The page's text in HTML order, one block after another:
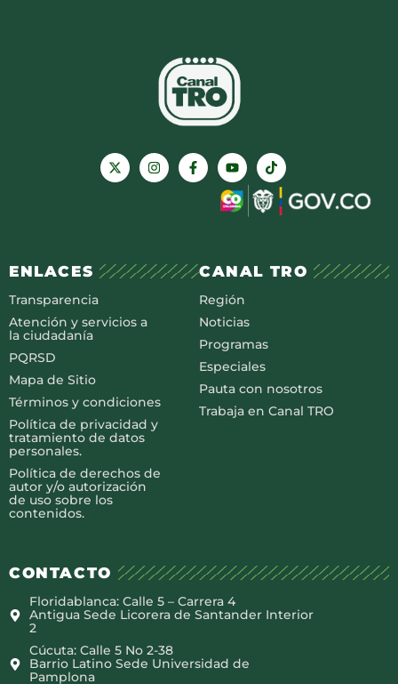
ENLACES
Transparencia
Atención y servicios a
la ciudadanía
PQRSD
Mapa de Sitio
Términos y condiciones
Política de privacidad y
tratamiento de datos
personales.
Política de derechos de
autor y/o autorización
de uso sobre los
contenidos.
CANAL TRO
Región
Noticias
Programas
Especiales
Pauta con nosotros
Trabaja en Canal TRO
CONTACTO
Floridablanca: Calle 5 – Carrera 4
Antigua Sede Licorera de Santander Interior
2
Cúcuta: Calle 5 No 2-38
Barrio Latino Sede Universidad de
Pamplona